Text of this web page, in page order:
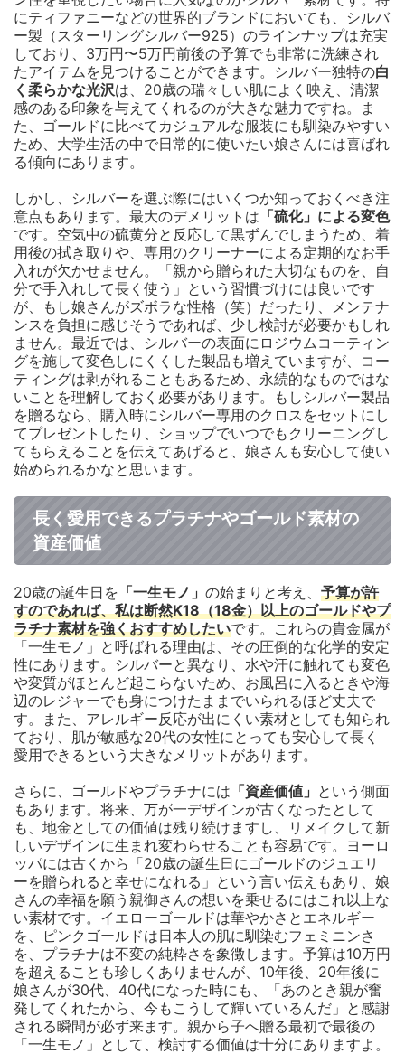
にティファニーなどの世界的ブランドにおいても、シルバ
ー製（スターリングシルバー925）のラインナップは充実
しており、3万円〜5万円前後の予算でも非常に洗練され
たアイテムを見つけることができます。シルバー独特の白
く柔らかな光沢は、20歳の瑞々しい肌によく映え、清潔
感のある印象を与えてくれるのが大きな魅力ですね。ま
た、ゴールドに比べてカジュアルな服装にも馴染みやすい
ため、大学生活の中で日常的に使いたい娘さんには喜ばれ
る傾向にあります。
しかし、シルバーを選ぶ際にはいくつか知っておくべき注
意点もあります。最大のデメリットは 「硫化」による変色
です。空気中の硫黄分と反応して黒ずんでしまうため、着
用後の拭き取りや、専用のクリーナーによる定期的なお手
入れが欠かせません。「親から贈られた大切なものを、自
分で手入れして長く使う」という習慣づけには良いです
が、もし娘さんがズボラな性格（笑）だったり、メンテナ
ンスを負担に感じそうであれば、少し検討が必要かもしれ
ません。最近では、シルバーの表面にロジウムコーティン
グを施して変色しにくくした製品も増えていますが、コー
ティングは剥がれることもあるため、永続的なものではな
いことを理解しておく必要があります。もしシルバー製品
を贈るなら、購入時にシルバー専用のクロスをセットにし
てプレゼントしたり、ショップでいつでもクリーニングし
てもらえることを伝えてあげると、娘さんも安心して使い
始められるかなと思います。
長く愛用できるプラチナやゴールド素材の
資産価値
20歳の誕生日を 「一生モノ」 の始まりと考え、 予算が許
すのであれば、私は断然K18（18金）以上のゴールドやプ
ラチナ素材を強くおすすめしたいです。これらの貴金属が
「一生モノ」と呼ばれる理由は、その圧倒的な化学的安定
性にあります。シルバーと異なり、水や汗に触れても変色
や変質がほとんど起こらないため、お風呂に入るときや海
辺のレジャーでも身につけたままでいられるほど丈夫で
す。また、アレルギー反応が出にくい素材としても知られ
ており、肌が敏感な20代の女性にとっても安心して長く
愛用できるという大きなメリットがあります。
さらに、ゴールドやプラチナには 「資産価値」 という側面
もあります。将来、万が一デザインが古くなったとして
も、地金としての価値は残り続けますし、リメイクして新
しいデザインに生まれ変わらせることも容易です。ヨーロ
ッパには古くから「20歳の誕生日にゴールドのジュエリ
ーを贈られると幸せになれる」という言い伝えもあり、娘
さんの幸福を願う親御さんの想いを乗せるにはこれ以上な
い素材です。イエローゴールドは華やかさとエネルギー
を、ピンクゴールドは日本人の肌に馴染むフェミニンさ
を、プラチナは不変の純粋さを象徴します。予算は10万円
を超えることも珍しくありませんが、10年後、20年後に
娘さんが30代、40代になった時にも、「あのとき親が奮
発してくれたから、今もこうして輝いているんだ」と感謝
される瞬間が必ず来ます。親から子へ贈る最初で最後の
「一生モノ」として、検討する価値は十分にありますよ。